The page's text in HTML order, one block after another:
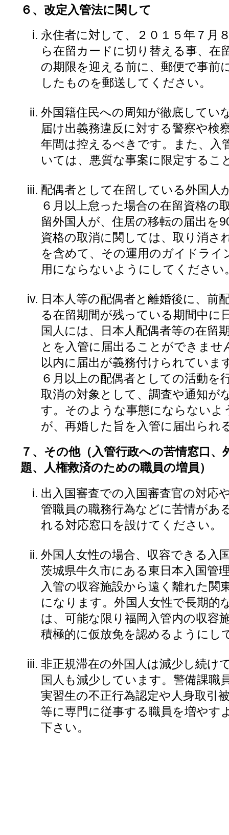
６、改定入管法に関して
永住者に対して、２０１５年７月
ら在留カードに切り替える事、在
の期限を迎える前に、郵便で事前
したものを郵送してください。
外国籍住民への周知が徹底してい
届け出義務違反に対する警察や検
年間は控えるべきです。また、入
いては、悪質な事案に限定するこ
配偶者として在留している外国人
６月以上怠った場合の在留資格の
留外国人が、住居の移転の届出を
資格の取消に関しては、取り消さ
を含めて、その運用のガイドライ
用にならないようにしてください
日本人等の配偶者と離婚後に、前
る在留期間が残っている期間中に
国人には、日本人配偶者等の在留
とを入管に届出ることができませ
以内に届出が義務付けられていま
６月以上の配偶者としての活動を
取消の対象として、調査や通知が
す。そのような事態にならないよ
が、再婚した旨を入管に届出られ
７、その他（入管行政への苦情窓口、
題、人権救済のための職員の増員）
出入国審査での入国審査官の対応
管職員の職務行為などに苦情があ
れる対応窓口を設けてください。
外国人女性の場合、収容できる
茨城県牛久市にある東日本入国管
入管の収容施設から遠く離れた関
になります。外国人女性で長期的
は、可能な限り福岡入管内の収容
積極的に仮放免を認めるようにし
非正規滞在の外国人は減少し続け
国人も減少しています。警備課職
実習生の不正行為認定や人身取引
等に専門に従事する職員を増やす
下さい。